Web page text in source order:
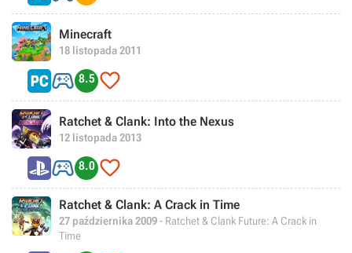
Minecraft
18 listopada 2011
 8.5 
Ratchet & Clank: Into the Nexus
12 listopada 2013
 8.0 
Ratchet & Clank: A Crack in Time
27 października 2009- Ratchet & Clank Future: A Crack in
Time